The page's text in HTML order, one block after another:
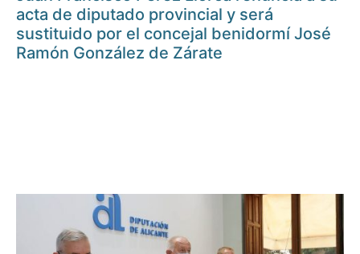
acta de diputado provincial y será
sustituido por el concejal benidormí José
Ramón González de Zárate